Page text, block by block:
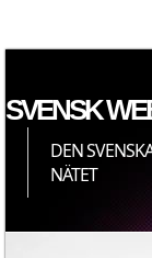
SVENSK
DEN
NÄTET